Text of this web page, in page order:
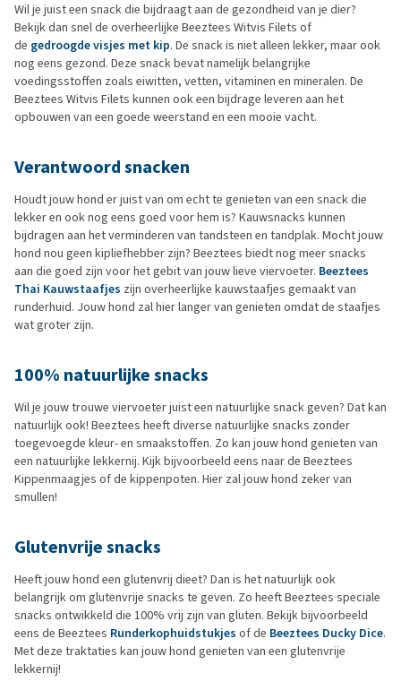
Wil je juist een snack die bijdraagt aan de gezondheid van je dier?
Bekijk dan snel de overheerlijke Beeztees Witvis Filets of
de gedroogde visjes met kip. De snack is niet alleen lekker, maar ook
nog eens gezond. Deze snack bevat namelijk belangrijke
voedingsstoffen zoals eiwitten, vetten, vitaminen en mineralen. De
Beeztees Witvis Filets kunnen ook een bijdrage leveren aan het
opbouwen van een goede weerstand en een mooie vacht.
Verantwoord snacken
Houdt jouw hond er juist van om echt te genieten van een snack die
lekker en ook nog eens goed voor hem is? Kauwsnacks kunnen
bijdragen aan het verminderen van tandsteen en tandplak. Mocht jouw
hond nou geen kipliefhebber zijn? Beeztees biedt nog meer snacks
aan die goed zijn voor het gebit van jouw lieve viervoeter. Beeztees
Thai Kauwstaafjes zijn overheerlijke kauwstaafjes gemaakt van
runderhuid. Jouw hond zal hier langer van genieten omdat de staafjes
wat groter zijn.
100% natuurlijke snacks
Wil je jouw trouwe viervoeter juist een natuurlijke snack geven? Dat kan
natuurlijk ook! Beeztees heeft diverse natuurlijke snacks zonder
toegevoegde kleur- en smaakstoffen. Zo kan jouw hond genieten van
een natuurlijke lekkernij. Kijk bijvoorbeeld eens naar de Beeztees
Kippenmaagjes of de kippenpoten. Hier zal jouw hond zeker van
smullen!
Glutenvrije snacks
Heeft jouw hond een glutenvrij dieet? Dan is het natuurlijk ook
belangrijk om glutenvrije snacks te geven. Zo heeft Beeztees speciale
snacks ontwikkeld die 100% vrij zijn van gluten. Bekijk bijvoorbeeld
eens de Beeztees Runderkophuidstukjes of de Beeztees Ducky Dice.
Met deze traktaties kan jouw hond genieten van een glutenvrije
lekkernij!